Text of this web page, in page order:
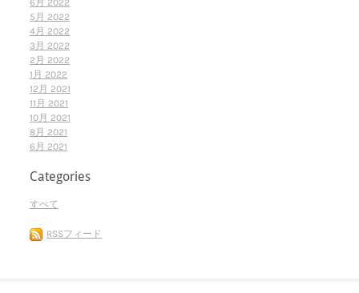
6月 2022
5月 2022
4月 2022
3月 2022
2月 2022
1月 2022
12月 2021
11月 2021
10月 2021
8月 2021
6月 2021
Categories
すべて
RSSフィード